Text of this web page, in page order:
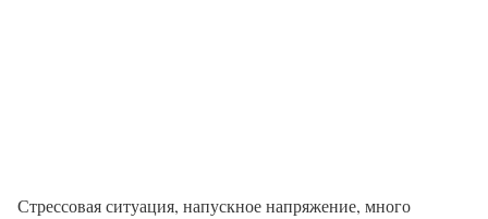
Стрессовая ситуация, напускное напряжение, много